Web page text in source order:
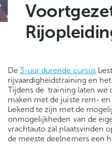
De 3-uur durende cursus
rijvaardigheidstraining en
Tijdens de training laten we
maken met de juiste rem-
bekend te zijn met de
onmogelijkheden van de
vrachtauto zal plaatsvinden
de meeste deelnemers een